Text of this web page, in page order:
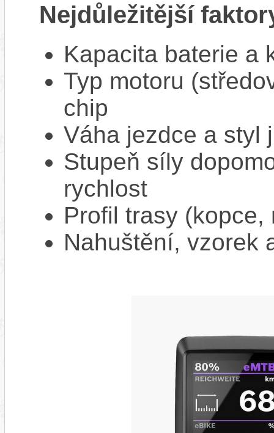
Nejdůležitější
Kapacita baterie a
Typ motoru
chip
Váha jezdce a styl
Stupeň síly
rychlost
Profil trasy
Nahuštění, vzorek